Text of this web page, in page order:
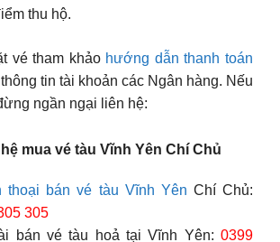
thu hộ.
vé tham khảo hướng dẫn thanh toán
tin tài khoản các Ngân hàng. Nếu
ngần ngại liên hệ:
mua vé tàu Vĩnh Yên Chí Chủ
thoại bán vé tàu Vĩnh Yên Chí Chủ:
305
bán vé tàu hoả tại Vĩnh Yên: 0399